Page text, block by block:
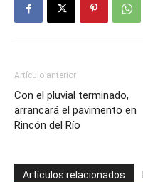
Artículo anterior
Con el pluvial terminado,
arrancará el pavimento en
Rincón del Río
Artículos relacionados